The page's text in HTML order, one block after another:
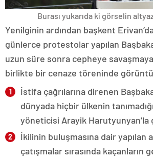
Burası yukarıda ki görselin
Yenilginin ardından başkent
günlerce protestolar yapılan
uzun süre sonra cepheye
birlikte bir cenaze töreninde
İstifa çağrılarına direnen
dünyada hiçbir ülkenin
yöneticisi Arayik Harutyunyan’la
İkilinin buluşmasına dair yapılan
çatışmalar sırasında kaçanların